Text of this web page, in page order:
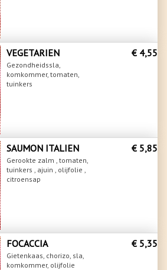
VEGETARIEN
Gezondheidssla,
komkommer, tomaten,
tuinkers
€ 4,55
SAUMON ITALIEN
Gerookte zalm , tomaten,
tuinkers , ajuin , olijfolie ,
citroensap
€ 5,85
FOCACCIA
Gietenkaas, chorizo, sla,
komkommer, olijfolie
€ 5,35